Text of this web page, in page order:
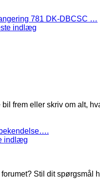
781 DK-DBCSC …
indlæg
frem eller skriv om alt,
indlæg
Stil dit